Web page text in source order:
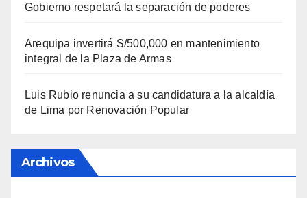
Gobierno respetará la separación de poderes
Arequipa invertirá S/500,000 en mantenimiento
integral de la Plaza de Armas
Luis Rubio renuncia a su candidatura a la alcaldía
de Lima por Renovación Popular
Archivos